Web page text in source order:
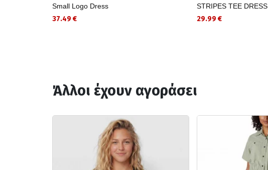
Small Logo Dress
37.49 €
STRIPES TEE DRESS
29.99 €
Άλλοι έχουν αγοράσει